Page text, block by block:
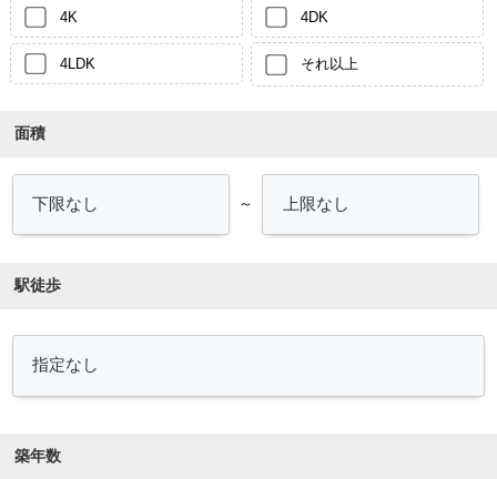
4K 4DK
4LDK それ以上
面積
～
駅徒歩
築年数